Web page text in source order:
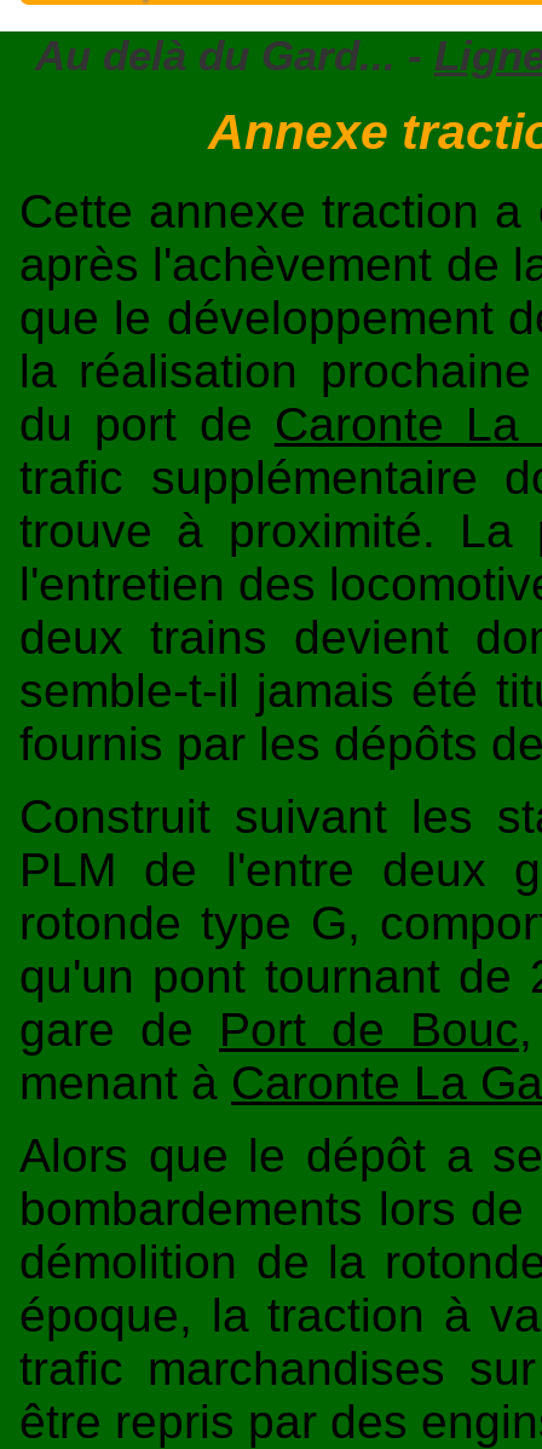
Au delà du Gard... -
Annexe
Cette annexe traction
après l'achèvement de
que le développement
la réalisation
du port de Caronte La
trafic supplémentaire
trouve à proximité. La
l'entretien des
deux trains devient
semble-t-il jamais été
fournis par les dépôts
Construit suivant les
PLM de l'entre deux
rotonde type G,
qu'un pont tournant
gare de Port de Bouc
menant à Caronte La
Alors que le dépôt a
bombardements lors
démolition de la
époque, la traction à
trafic marchandises
être repris par des